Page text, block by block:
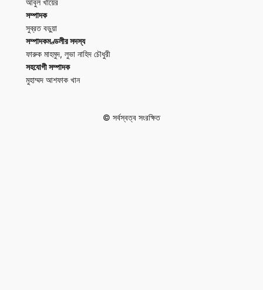
আবুল খায়ের
সম্পাদক
সুব্রত বড়ুয়া
সম্পাদকমণ্ডলীর সদস্য
ফারুক মাহমুদ, লুভা নাহিদ চৌধুরী
সহযোগী সম্পাদক
মুহাম্মদ আশফাক খান
© সর্বস্বত্ব সংরক্ষিত